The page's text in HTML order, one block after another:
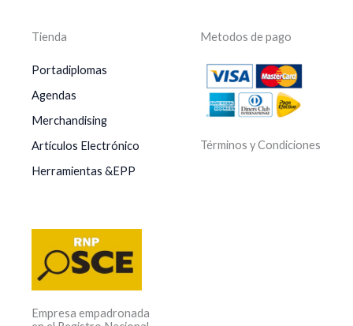
Tienda
Portadiplomas
Agendas
Merchandising
Artículos Electrónico
Herramientas &EPP
Metodos de pago
Términos y Condiciones
Empresa empadronada